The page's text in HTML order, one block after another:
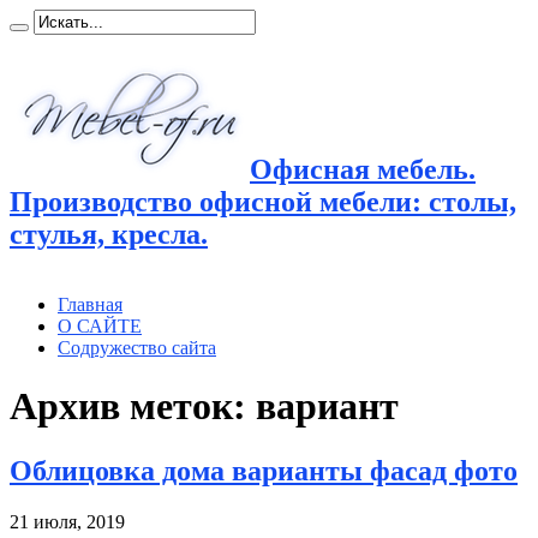
Офисная мебель.
Производство офисной мебели: столы,
стулья, кресла.
Главная
О САЙТЕ
Содружество сайта
Архив меток: вариант
Облицовка дома варианты фасад фото
21 июля, 2019